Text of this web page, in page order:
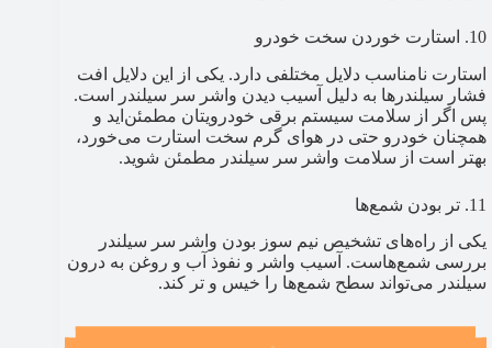
10. استارت خوردن سخت خودرو
استارت نامناسب دلایل مختلفی دارد. یکی از این دلایل افت
فشار سیلندرها به دلیل آسیب دیدن واشر سر سیلندر است.
پس اگر از سلامت سیستم برقی خودرویتان مطمئن‌اید و
همچنان خودرو حتی در هوای گرم سخت استارت می‌خورد،
بهتر است از سلامت واشر سر سیلندر مطمئن شوید.
11. تر بودن شمع‌ها
یکی از راه‌های تشخیص نیم سوز بودن واشر سر سیلندر
بررسی شمع‌هاست. آسیب واشر و نفوذ آب و روغن به درون
سیلندر می‌تواند سطح شمع‌ها را خیس و تر کند.